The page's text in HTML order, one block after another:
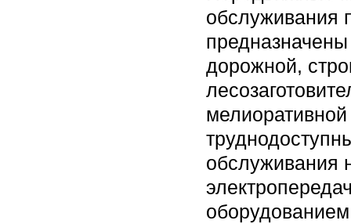
обслуживания
дорожной,
обслуживания